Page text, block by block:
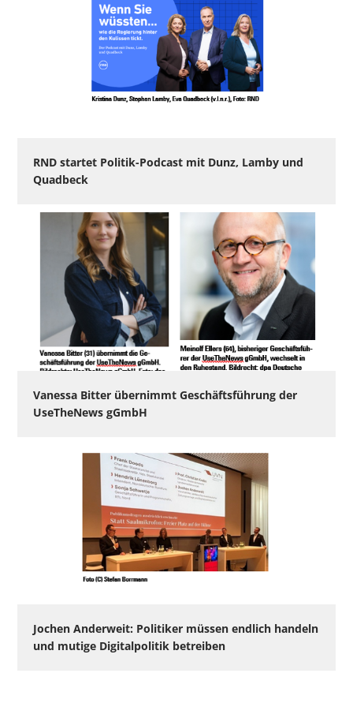
RND startet Politik-Podcast mit Dunz, Lamby und
Quadbeck
Vanessa Bitter übernimmt Geschäftsführung der
UseTheNews gGmbH
Jochen Anderweit: Politiker müssen endlich handeln
und mutige Digitalpolitik betreiben